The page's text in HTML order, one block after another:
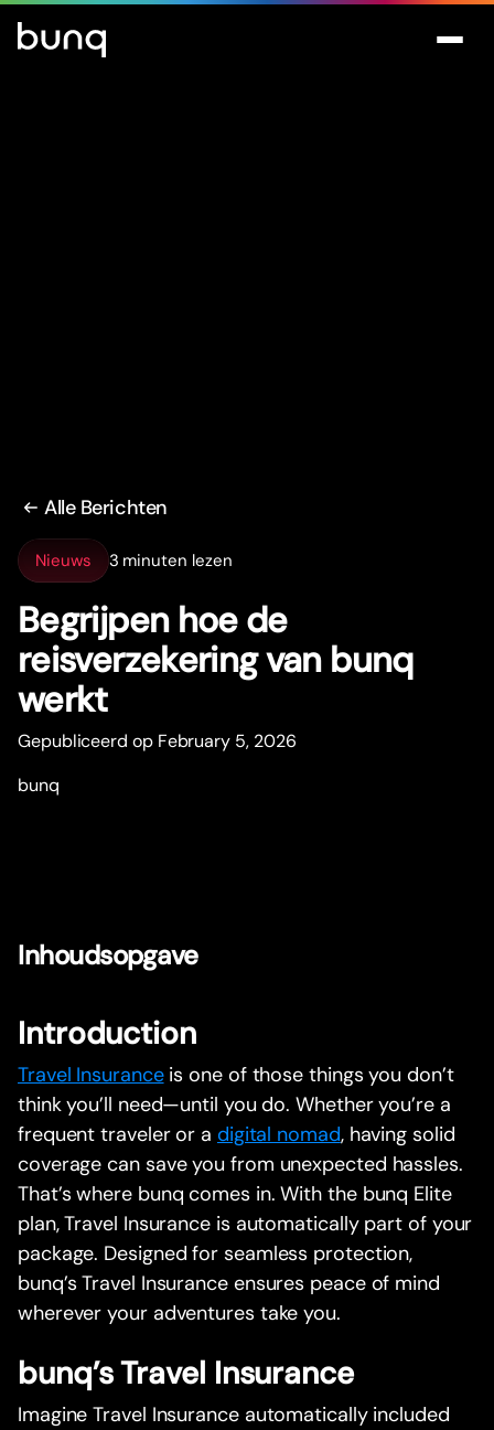
Alle Berichten
Nieuws 3 minuten lezen
Begrijpen hoe de
reisverzekering van bunq
werkt
Gepubliceerd op February 5, 2026
bunq
Inhoudsopgave
Introduction
Travel Insuranceis one of those things you don’t
think you’ll need—until you do. Whether you’re a
frequent traveler or a digital nomad, having solid
coverage can save you from unexpected hassles.
That’s where bunq comes in. With the bunq Elite
plan, Travel Insurance is automatically part of your
package. Designed for seamless protection,
bunq’s Travel Insurance ensures peace of mind
wherever your adventures take you.
bunq’s Travel Insurance
Imagine Travel Insurance automatically included